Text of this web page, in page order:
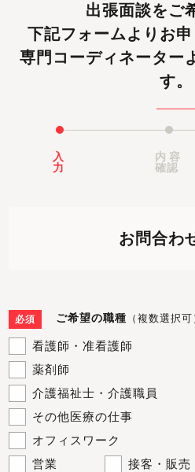
出張面談をご
下記フォームよりお申
専門コーディネーター
す。
入
力
内容
確認
お問合わ
必須 ご希望の職種 （複数選択可
看護師・准看護師
薬剤師
介護福祉士・介護職員
その他医療の仕事
オフィスワーク
営業
接客・販売